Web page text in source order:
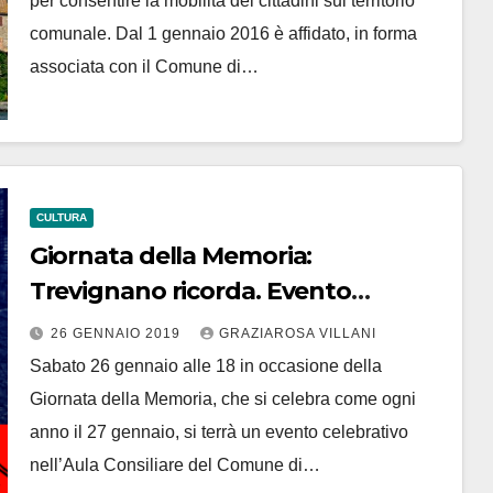
comunale. Dal 1 gennaio 2016 è affidato, in forma
associata con il Comune di…
CULTURA
Giornata della Memoria:
Trevignano ricorda. Evento
celebrativo sabato 26 gennaio
26 GENNAIO 2019 GRAZIAROSA VILLANI
Sabato 26 gennaio alle 18 in occasione della
Giornata della Memoria, che si celebra come ogni
anno il 27 gennaio, si terrà un evento celebrativo
nell’Aula Consiliare del Comune di…